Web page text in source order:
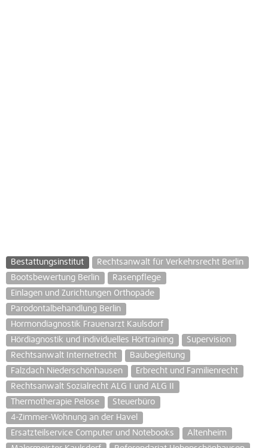
Bestattungsinstitut
Rechtsanwalt für Verkehrsrecht Berlin
Bootsbewertung Berlin
Rasenpflege
Einlagen und Zurichtungen Orthopäde
Parodontalbehandlung Berlin
Hormondiagnostik Frauenarzt Kaulsdorf
Hördiagnostik und individuelles Hörtraining
Supervision
Rechtsanwalt Internetrecht
Baubegleitung
Falzdach Niederschönhausen
Erbrecht und Familienrecht
Rechtsanwalt Sozialrecht ALG I und ALG II
Thermotherapie Pelose
Steuerbüro
4-Zimmer-Wohnung an der Havel
Ersatzteilservice Computer und Notebooks
Altenheim